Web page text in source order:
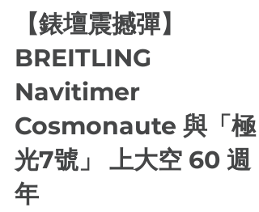
Steven River
May 30, 2022
2 min read
【錶壇震撼彈】
BREITLING
Navitimer
Cosmonaute 與「極
光7號」 上大空 60 週